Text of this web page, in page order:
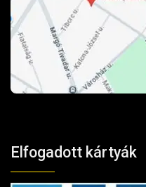
Elfogadott kártyák